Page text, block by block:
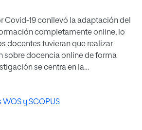
Covid-19 conllevó la adaptación del
completamente online, lo
docentes tuvieran que realizar
sobre docencia online de forma
se centra en la
para la docencia online dirigido a
de Latinoamérica. Se realizó un
en la percepción de los
y SCOPUS